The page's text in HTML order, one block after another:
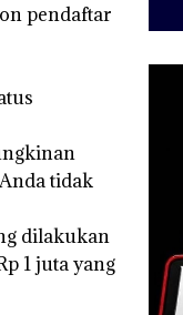
pendaftar
tidak
dilakukan
1 juta yang